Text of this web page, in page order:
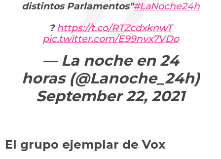
distintos Parlamentos"#LaNoche24h
?https://t.co/RTZcdxknwT
pic.twitter.com/E99nvx7VDo
— La noche en 24
horas (@Lanoche_24h)
September 22, 2021
El grupo ejemplar de Vox